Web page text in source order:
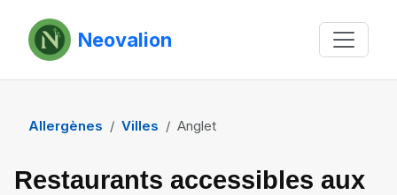
Neovalion
Allergènes Villes Anglet
Restaurants accessibles aux